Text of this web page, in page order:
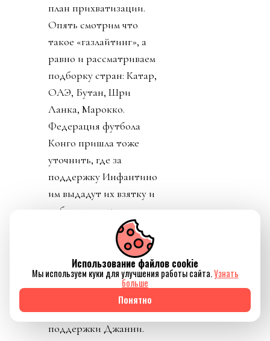
план прихватизации.
Опять смотрим что
такое «газлайтинг», а
равно и рассматриваем
подборку стран: Катар,
ОАЭ, Бутан, Шри
Ланка, Марокко.
Федерация футбола
Конго пришла тоже
уточнить, где за
поддержку Инфантино
им выдадут их взятку и
поблагодарить лично
товарища Инфантино за
развитие конголезского
футбола. Английская и
Валлийская ассоциации
футбола закрепили
формально отзыв своей
поддержки Джанни.
Использование файлов cookie
Мы используем куки для улучшения работы сайта.Узнать
больше
Понятно